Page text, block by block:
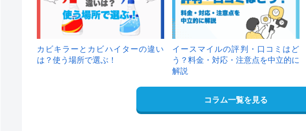
カビキラーとカビハイターの違い
は？使う場所で選ぶ！
イースマイルの評判・口コミはど
う？料金・対応・注意点を中立的に
解説
コラム一覧を見る